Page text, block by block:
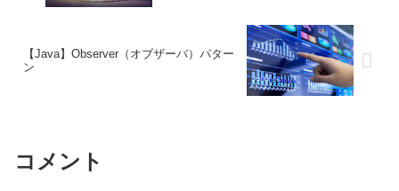
【Java】Observer（オブザーバ）パター
ン
コメント